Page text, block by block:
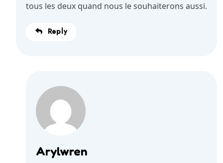
tous les deux quand nous le souhaiterons aussi.
Reply
Arylwren